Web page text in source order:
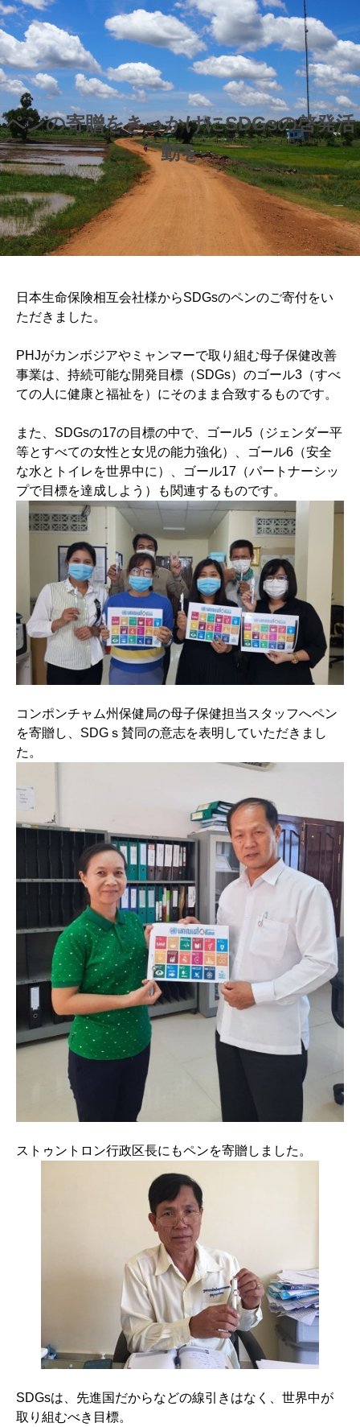
ペンの寄贈をきっかけにSDGsの啓発活
動を
日本生命保険相互会社様からSDGsのペンのご寄付をい
ただきました。
PHJがカンボジアやミャンマーで取り組む母子保健改善
事業は、持続可能な開発目標（SDGs）のゴール3（すべ
ての人に健康と福祉を）にそのまま合致するものです。
また、SDGsの17の目標の中で、ゴール5（ジェンダー平
等とすべての女性と女児の能力強化）、ゴール6（安全
な水とトイレを世界中に）、ゴール17（パートナーシッ
プで目標を達成しよう）も関連するものです。
コンポンチャム州保健局の母子保健担当スタッフへペン
を寄贈し、SDGｓ賛同の意志を表明していただきまし
た。
ストゥントロン行政区長にもペンを寄贈しました。
SDGsは、先進国だからなどの線引きはなく、世界中が
取り組むべき目標。